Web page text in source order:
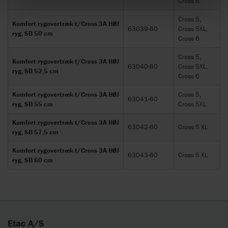
Komfort rygovertræk t/Cross 3A HØJ
ryg, SB 50 cm
63039-60
Cross 5,
Cross 5XL,
Cross 6
Komfort rygovertræk t/Cross 3A HØJ
ryg, SB 52,5 cm
63040-60
Cross 5,
Cross 5XL,
Cross 6
Komfort rygovertræk t/Cross 3A HØJ
ryg, SB 55 cm
63041-60
Cross 5,
Cross 5XL
Komfort rygovertræk t/Cross 3A HØJ
ryg, SB 57,5 cm
63042-60 Cross 5 XL
Komfort rygovertræk t/Cross 3A HØJ
ryg, SB 60 cm
63043-60 Cross 5 XL
Etac A/S